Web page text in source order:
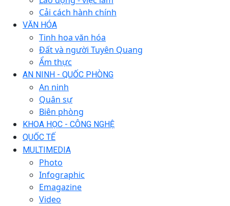
Cải cách hành chính
VĂN HÓA
Tinh hoa văn hóa
Đất và người Tuyên Quang
Ẩm thực
AN NINH - QUỐC PHÒNG
An ninh
Quân sự
Biên phòng
KHOA HỌC - CÔNG NGHỆ
QUỐC TẾ
MULTIMEDIA
Photo
Infographic
Emagazine
Video